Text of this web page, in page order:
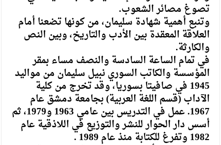
تصوغ مصائر الشعوب.
وتنبع أهمية شهادة سليمان، من كونها تضعنا أمام
العلاقة المعقدة بين الأدب والتاريخ، وبين النص
والكارثة.
في تمام الساعة السادسة والنصف مساء بمقر
المؤسسة والكاتب السوري نبيل سليمان من مواليد
1945 في صافيتا بسوريا، وقد تخرج من كلية
الآداب (قسم اللغة العربية) بجامعة دمشق عام
1967. عمل في التدريس بين عامي 1963 و1979، ثم
أسس دار الحوار للنشر والتوزيع في اللاذقية عام
1982 وتفرغ للكتابة منذ عام 1989 .